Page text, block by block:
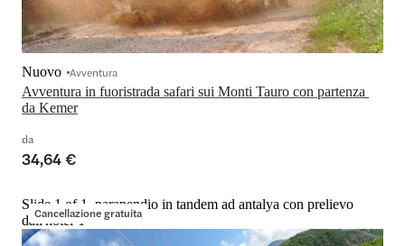
Avventura in fuoristrada safari sui Monti Tauro con partenza
da Kemer
Nuovo Avventura
da
34,64 €
Cancellazione gratuita
Slide 1 of 1, parapendio in tandem ad antalya con prelievo
dall'hotel-1